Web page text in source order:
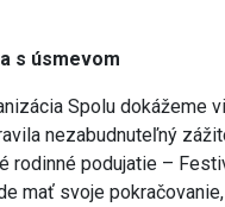
s úsmevom
Spolu dokážeme
nezabudnuteľný
rodinné podujatie –
mať svoje